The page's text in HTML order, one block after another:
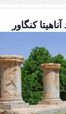
کنگاور